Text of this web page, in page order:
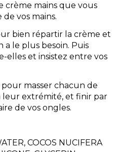
crème mains que vous
vos mains.
bien répartir la crème et
le plus besoin. Puis
elles et insistez entre vos
masser chacun de
leur extrémité, et finir par
de vos ongles.
COCOS NUCIFERA